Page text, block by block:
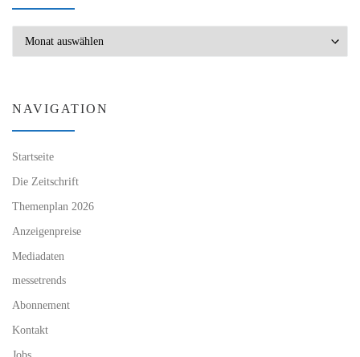
NAVIGATION
Startseite
Die Zeitschrift
Themenplan 2026
Anzeigenpreise
Mediadaten
messetrends
Abonnement
Kontakt